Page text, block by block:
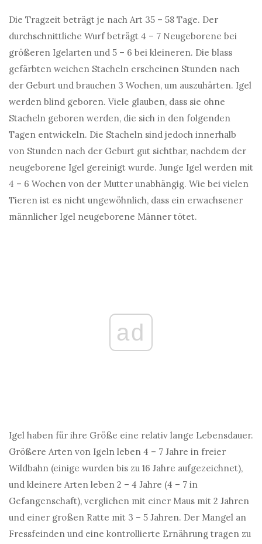
Die Tragzeit beträgt je nach Art 35 – 58 Tage. Der
durchschnittliche Wurf beträgt 4 – 7 Neugeborene bei
größeren Igelarten und 5 – 6 bei kleineren. Die blass
gefärbten weichen Stacheln erscheinen Stunden nach
der Geburt und brauchen 3 Wochen, um auszuhärten. Igel
werden blind geboren. Viele glauben, dass sie ohne
Stacheln geboren werden, die sich in den folgenden
Tagen entwickeln. Die Stacheln sind jedoch innerhalb
von Stunden nach der Geburt gut sichtbar, nachdem der
neugeborene Igel gereinigt wurde. Junge Igel werden mit
4 – 6 Wochen von der Mutter unabhängig. Wie bei vielen
Tieren ist es nicht ungewöhnlich, dass ein erwachsener
männlicher Igel neugeborene Männer tötet.
ad
Igel haben für ihre Größe eine relativ lange Lebensdauer.
Größere Arten von Igeln leben 4 – 7 Jahre in freier
Wildbahn (einige wurden bis zu 16 Jahre aufgezeichnet),
und kleinere Arten leben 2 – 4 Jahre (4 – 7 in
Gefangenschaft), verglichen mit einer Maus mit 2 Jahren
und einer großen Ratte mit 3 – 5 Jahren. Der Mangel an
Fressfeinden und eine kontrollierte Ernährung tragen zu